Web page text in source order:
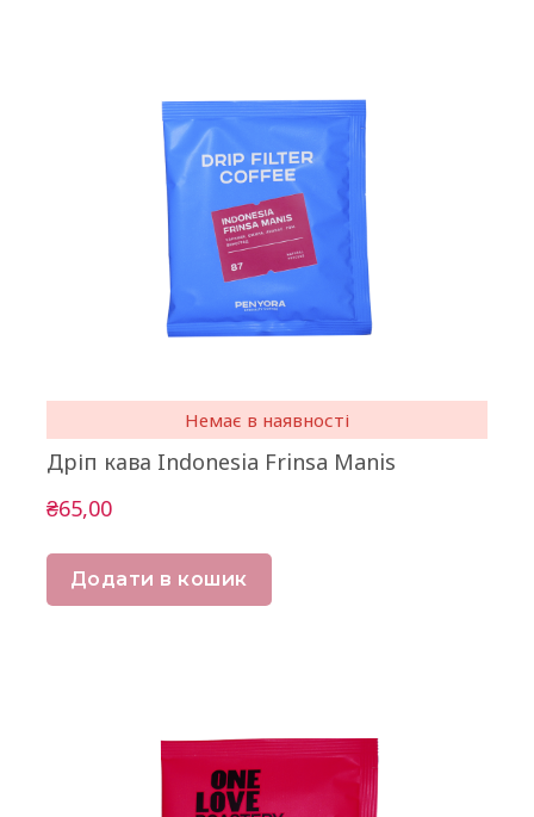
Немає в наявності
Дріп кава Indonesia Frinsa Manis
₴65,00
Додати в кошик